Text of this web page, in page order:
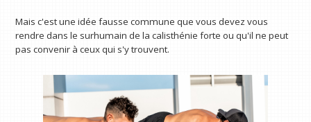
Mais c'est une idée fausse commune que vous devez vous
rendre dans le surhumain de la calisthénie forte ou qu'il ne peut
pas convenir à ceux qui s'y trouvent.